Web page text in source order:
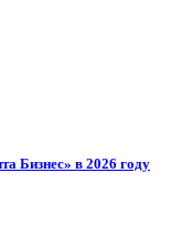
Бизнес» в 2026 году